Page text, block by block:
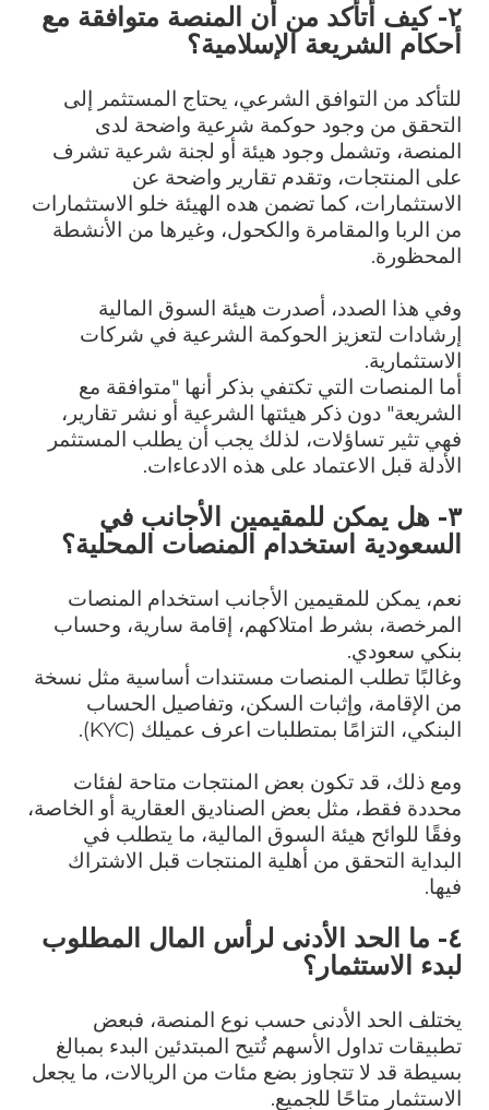
٢- كيف أتأكد من أن المنصة متوافقة مع
أحكام الشريعة الإسلامية؟
للتأكد من التوافق الشرعي، يحتاج المستثمر إلى
التحقق من وجود حوكمة شرعية واضحة لدى
المنصة، وتشمل وجود هيئة أو لجنة شرعية تشرف
على المنتجات، وتقدم تقارير واضحة عن
الاستثمارات، كما تضمن هده الهيئة خلو الاستثمارات
من الربا والمقامرة والكحول، وغيرها من الأنشطة
المحظورة.
وفي هذا الصدد، أصدرت هيئة السوق المالية
إرشادات لتعزيز الحوكمة الشرعية في شركات
الاستثمارية.
أما المنصات التي تكتفي بذكر أنها "متوافقة مع
الشريعة" دون ذكر هيئتها الشرعية أو نشر تقارير،
فهي تثير تساؤلات، لذلك يجب أن يطلب المستثمر
الأدلة قبل الاعتماد على هذه الادعاءات.
٣- هل يمكن للمقيمين الأجانب في
السعودية استخدام المنصات المحلية؟
نعم، يمكن للمقيمين الأجانب استخدام المنصات
المرخصة، بشرط امتلاكهم، إقامة سارية، وحساب
بنكي سعودي.
وغالبًا تطلب المنصات مستندات أساسية مثل نسخة
من الإقامة، وإثبات السكن، وتفاصيل الحساب
البنكي، التزامًا بمتطلبات اعرف عميلك (KYC
).
ومع ذلك، قد تكون بعض المنتجات متاحة لفئات
محددة فقط، مثل بعض الصناديق العقارية أو الخاصة،
وفقًا للوائح هيئة السوق المالية، ما يتطلب في
البداية التحقق من أهلية المنتجات قبل الاشتراك
فيها.
٤- ما الحد الأدنى لرأس المال المطلوب
لبدء الاستثمار؟
يختلف الحد الأدنى حسب نوع المنصة، فبعض
تطبيقات تداول الأسهم تُتيح المبتدئين البدء بمبالغ
بسيطة قد لا تتجاوز بضع مئات من الريالات، ما يجعل
الاستثمار متاحًا للجميع.